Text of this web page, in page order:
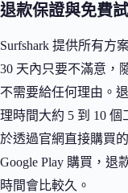
退款保證與免費
Surfshark 提供所有方
30 天內只要不滿意，
不需要給任何理由。
理時間大約 5 到 10
於透過官網直接購買
Google Play 購買，退
時間會比較久。